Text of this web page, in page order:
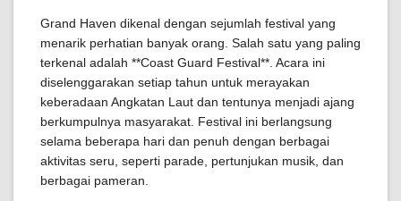
Grand Haven dikenal dengan sejumlah festival yang
menarik perhatian banyak orang. Salah satu yang paling
terkenal adalah **Coast Guard Festival**. Acara ini
diselenggarakan setiap tahun untuk merayakan
keberadaan Angkatan Laut dan tentunya menjadi ajang
berkumpulnya masyarakat. Festival ini berlangsung
selama beberapa hari dan penuh dengan berbagai
aktivitas seru, seperti parade, pertunjukan musik, dan
berbagai pameran.